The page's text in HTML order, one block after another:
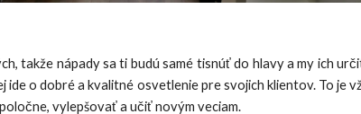
takže nápady sa ti budú samé tisnúť do hlavy a my ich
o dobré a kvalitné osvetlenie pre svojich klientov. To je
vylepšovať a učiť novým veciam.